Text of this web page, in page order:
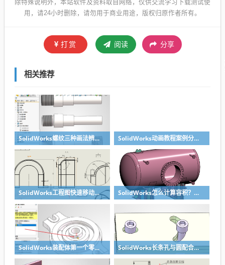
除特殊说明外，本站软件及资料取自网络，仅供交流学习下载测试使
用，请24小时删除，请勿用于商业用途，版权归原作者所有。
打赏 阅读 分享
相关推荐
SolidWorks螺纹三种画法辨析异同：装饰螺纹线、螺柱向导、螺纹特征 SolidWorks动画教程案例分享之圆管分料动画，重力自然滑落
SolidWorks工程图快速移动视图位置技巧，溪风实战分享 SolidWorks怎么计算容积？容器的体积？
SolidWorks装配体第一个零件怎么固定到中心原点？90%的人一开始就做错了 SolidWorks长条孔与圆配合，槽口与圆配合超快方法